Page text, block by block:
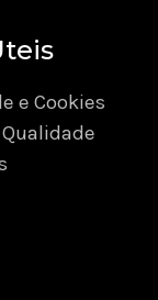
e Cookies